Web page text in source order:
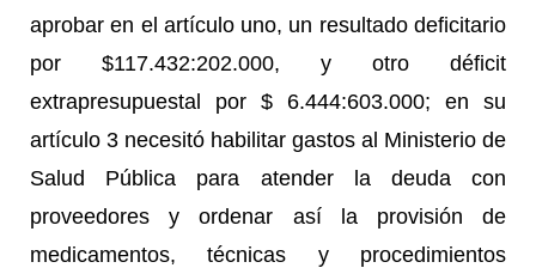
aprobar en el artículo uno, un resultado deficitario
por $117.432:202.000, y otro déficit
extrapresupuestal por $ 6.444:603.000; en su
artículo 3 necesitó habilitar gastos al Ministerio de
Salud Pública para atender la deuda con
proveedores y ordenar así la provisión de
medicamentos, técnicas y procedimientos